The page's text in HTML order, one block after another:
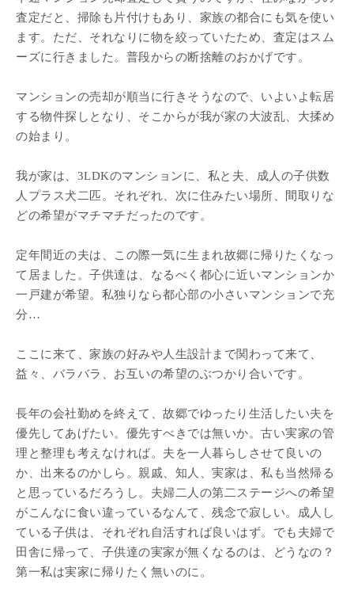
査定だと、掃除も片付けもあり、家族の都合にも気を使い
ます。ただ、それなりに物を絞っていたため、査定はスム
ーズに行きました。普段からの断捨離のおかげです。
マンションの売却が順当に行きそうなので、いよいよ転居
する物件探しとなり、そこからが我が家の大波乱、大揉め
の始まり。
我が家は、3LDKのマンションに、私と夫、成人の子供数
人プラス犬二匹。それぞれ、次に住みたい場所、間取りな
どの希望がマチマチだったのです。
定年間近の夫は、この際一気に生まれ故郷に帰りたくなっ
て居ました。子供達は、なるべく都心に近いマンションか
一戸建が希望。私独りなら都心部の小さいマンションで充
分…
ここに来て、家族の好みや人生設計まで関わって来て、
益々、バラバラ、お互いの希望のぶつかり合いです。
長年の会社勤めを終えて、故郷でゆったり生活したい夫を
優先してあげたい。優先すべきでは無いか。古い実家の管
理と整理も考えなければ。夫を一人暮らしさせて良いの
か、出来るのかしら。親戚、知人、実家は、私も当然帰る
と思っているだろうし。夫婦二人の第二ステージへの希望
がこんなに食い違っているなんて、残念で寂しい。成人し
ている子供は、それぞれ自活すれば良いはず。でも夫婦で
田舎に帰って、子供達の実家が無くなるのは、どうなの？
第一私は実家に帰りたく無いのに。